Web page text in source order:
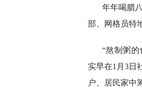
年年喝腊
部、网格员特
“熬制粥
实早在1月3日
户、居民家中